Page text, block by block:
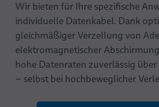
Wir bieten für Ihre spezifische
individuelle Datenkabel. Dank
gleichmäßiger Verzellung von
elektromagnetischer
hohe Datenraten zuverlässig
– selbst bei hochbeweglicher